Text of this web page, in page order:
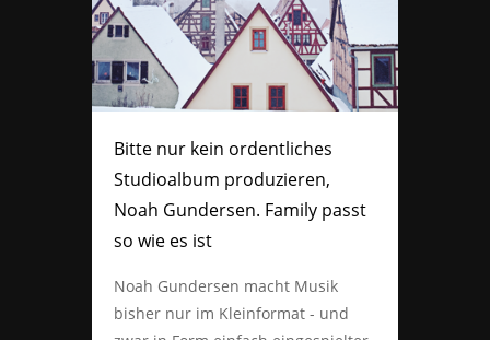
Bitte nur kein ordentliches
Studioalbum produzieren,
Noah Gundersen. Family passt
so wie es ist
Noah Gundersen macht Musik
bisher nur im Kleinformat - und